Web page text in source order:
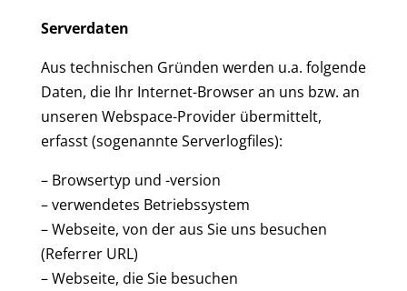
Serverdaten
Aus technischen Gründen werden u.a. folgende
Daten, die Ihr Internet-Browser an uns bzw. an
unseren Webspace-Provider übermittelt,
erfasst (sogenannte Serverlogfiles):
– Browsertyp und -version
– verwendetes Betriebssystem
– Webseite, von der aus Sie uns besuchen
(Referrer URL)
– Webseite, die Sie besuchen